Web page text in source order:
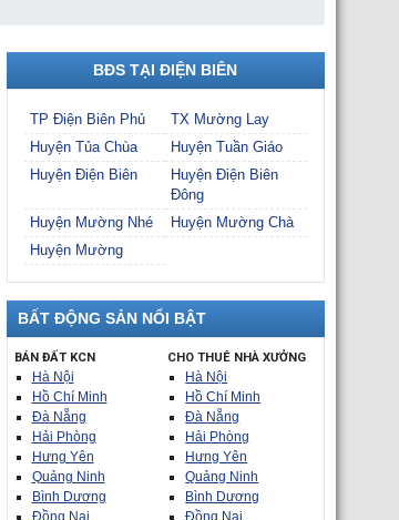
BĐS TẠI ĐIỆN BIÊN
TP Điện Biên Phủ
TX Mường Lay
Huyện Tủa Chùa
Huyện Tuần Giáo
Huyện Điện Biên
Huyện Điện Biên
Đông
Huyện Mường Nhé
Huyện Mường Chà
Huyện Mường
BẤT ĐỘNG SẢN NỔI BẬT
BÁN ĐẤT KCN
Hà Nội
Hồ Chí Minh
Đà Nẵng
Hải Phòng
Hưng Yên
Quảng Ninh
Bình Dương
Đồng Nai
CHO THUÊ NHÀ XƯỞNG
Hà Nội
Hồ Chí Minh
Đà Nẵng
Hải Phòng
Hưng Yên
Quảng Ninh
Bình Dương
Đồng Nai